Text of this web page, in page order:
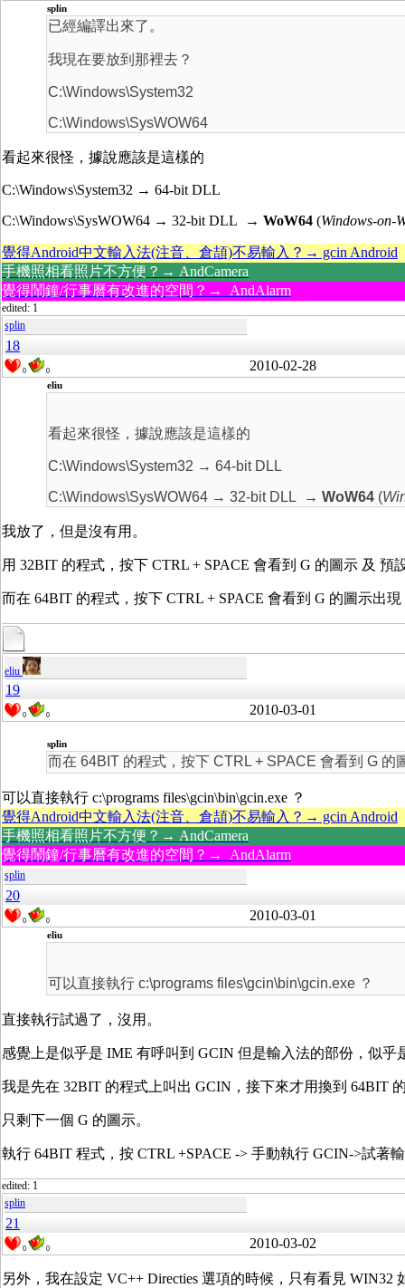
splin
已經編譯出來了。
我現在要放到那裡去？
C:\Windows\System32
C:\Windows\SysWOW64
看起來很怪，據說應該是這樣的
C:\Windows\System32 → 64-bit DLL
C:\Windows\SysWOW64 → 32-bit DLL
→ WoW64 (Windows-on-
覺得Android中文輸入法(注音、倉頡)不易輸入？→ gcin Android
手機照相看照片不方便？→ AndCamera
覺得鬧鐘/行事曆有改進的空間？→ AndAlarm
edited: 1
splin
18
0 0 2010-02-28
eliu
看起來很怪，據說應該是這樣的
C:\Windows\System32 → 64-bit DLL
C:\Windows\SysWOW64 → 32-bit DLL
→ WoW64 (
我放了，但是沒有用。
用 32BIT 的程式，按下 CTRL + SPACE 會看到 G 的圖示 及
而在 64BIT 的程式，按下 CTRL + SPACE 會看到 G 的圖示出
eliu
19
0 0 2010-03-01
splin
而在 64BIT 的程式，按下 CTRL + SPACE 會看到 G
可以直接執行 c:\programs files\gcin\bin\gcin.exe ？
覺得Android中文輸入法(注音、倉頡)不易輸入？→ gcin Android
手機照相看照片不方便？→ AndCamera
覺得鬧鐘/行事曆有改進的空間？→ AndAlarm
splin
20
0 0 2010-03-01
eliu
可以直接執行 c:\programs files\gcin\bin\gcin.exe ？
直接執行試過了，沒用。
感覺上是似乎是 IME 有呼叫到 GCIN 但是輸入法的部份，似乎
我是先在 32BIT 的程式上叫出 GCIN，接下來才用換到 64BIT
只剩下一個 G 的圖示。
執行 64BIT 程式，按 CTRL +SPACE -> 手動執行 GCIN->試著
edited: 1
splin
21
0 0 2010-03-02
另外，我在設定 VC++ Directies 選項的時候，只有看見 WIN32